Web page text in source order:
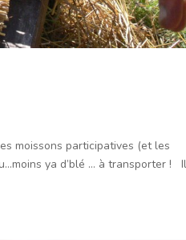
moissons participatives (et les
ya d’blé … à transporter !